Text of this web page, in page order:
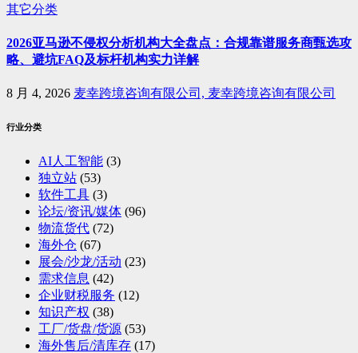
其它分类
2026亚马逊不侵权分析机构大全盘点：合规靠谱服务商甄选攻
略、避坑FAQ及标杆机构实力详解
8 月 4, 2026 麦幸跨境咨询有限公司, 麦幸跨境咨询有限公司
行业分类
AI人工智能 (3)
独立站 (53)
软件工具 (3)
论坛/资讯/媒体 (96)
物流货代 (72)
海外仓 (67)
展会/沙龙/活动 (23)
需求信息 (42)
企业财税服务 (12)
知识产权 (38)
工厂/货盘/货源 (53)
海外售后/清库存 (17)